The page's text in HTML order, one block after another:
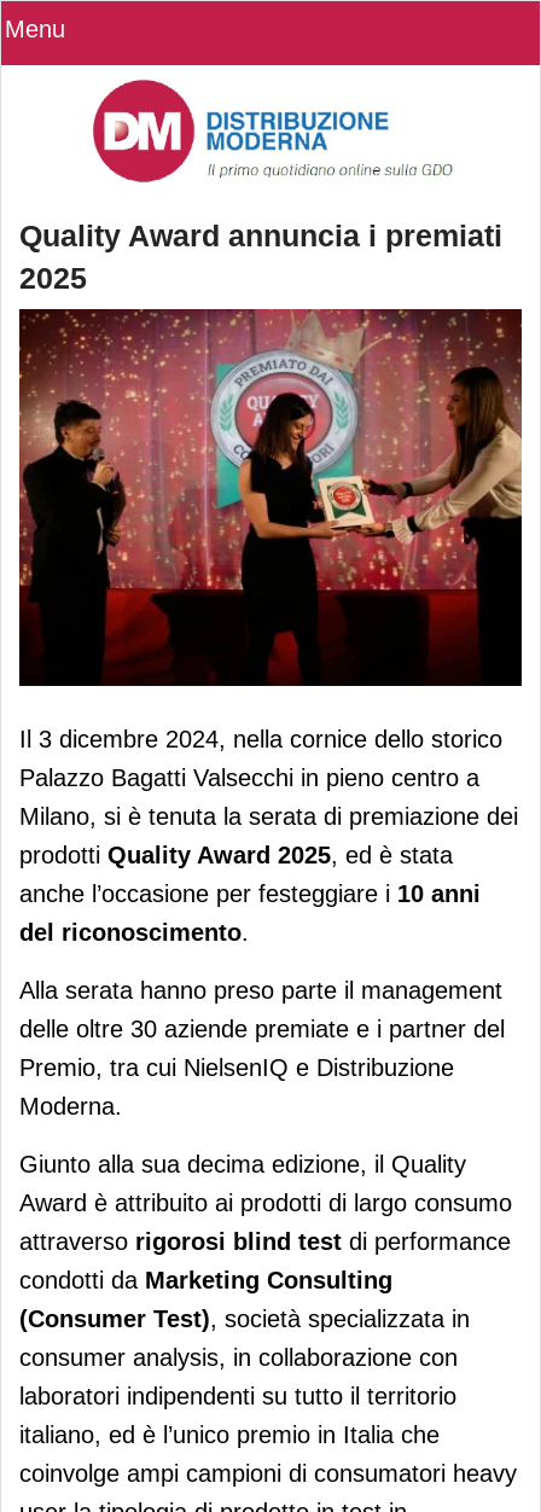
Menu
Quality Award annuncia i premiati
2025
Quality Award annuncia i premiati
Il 3 dicembre 2024, nella cornice dello storico
Palazzo Bagatti Valsecchi in pieno centro a
Milano, si è tenuta la serata di premiazione dei
prodotti Quality Award 2025, ed è stata
anche l’occasione per festeggiare i 10 anni
del riconoscimento.
Alla serata hanno preso parte il management
delle oltre 30 aziende premiate e i partner del
Premio, tra cui NielsenIQ e Distribuzione
Moderna.
Giunto alla sua decima edizione, il Quality
Award è attribuito ai prodotti di largo consumo
attraverso rigorosi blind test di performance
condotti da Marketing Consulting
(Consumer Test), società specializzata in
consumer analysis, in collaborazione con
laboratori indipendenti su tutto il territorio
italiano, ed è l’unico premio in Italia che
coinvolge ampi campioni di consumatori heavy